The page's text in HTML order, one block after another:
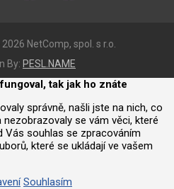
NetComp, spol. s r.o.
By: PESL.NAME
tak jak ho znáte
správně, našli jste na nich, co
se vám věci, které
Vás souhlas se zpracováním
které se ukládají ve vašem
Souhlasím